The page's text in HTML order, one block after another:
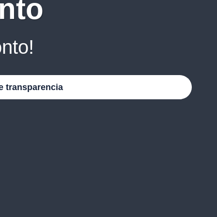
transparencia